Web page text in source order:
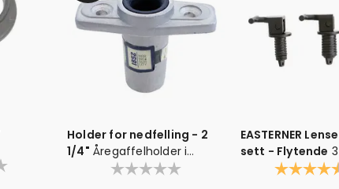
Holder for nedfelling - 2
1/4" Åregaffelholder i
aluminium
EASTERNER
sett - Flytende
5/8" og 3/4"
Karakter: